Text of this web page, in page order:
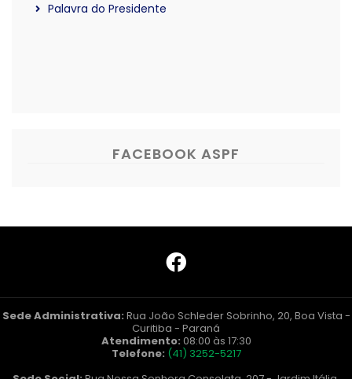
Palavra do Presidente
FACEBOOK ASPF
Sede Administrativa: Rua João Schleder Sobrinho, 20, Boa Vista -
Curitiba - Paraná
Atendimento: 08:00 às 17:30
Telefone: (41) 3252-5217